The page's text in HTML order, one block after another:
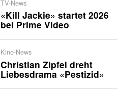
TV-News
«Kill Jackie» startet 2026
bei Prime Video
Kino-News
Christian Zipfel dreht
Liebesdrama «Pestizid»